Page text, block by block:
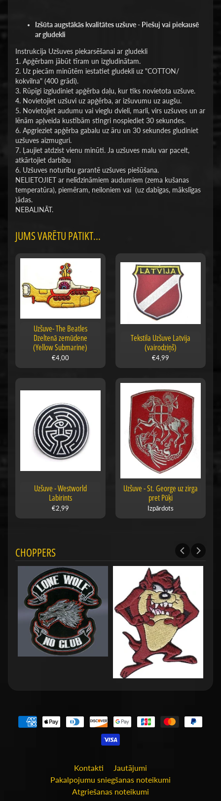
Izšūta augstākās kvalitātes uzšuve - Piešuj vai piekausē
ar gludekli
Instrukcija Uzšuves piekarsēšanai ar gludekli
1. Apģērbam jābūt tīram un izgludinātam.
2. Uz piecām minūtēm iestatiet gludekli uz "COTTON/
kokvilna" (400 grādi).
3. Rūpīgi izgludiniet apģērba daļu, kur tiks novietota uzšuve.
4. Novietojiet uzšuvi uz apģērba, ar izšuvumu uz augšu.
5. Novietojiet audumu vai vieglu dvieli, marli, virs uzšuves un ar
lēnām apļveida kustībām stingri nospiediet 30 sekundes.
6. Apgrieziet apģērba gabalu uz āru un 30 sekundes gludiniet
uzšuves aizmuguri.
7. Ļaujiet atdzist vienu minūti. Ja uzšuves malu var pacelt,
atkārtojiet darbību
6. Uzšuves noturību garantē uzšuves piešūšana.
NELIETOJIET ar nelīdzināmiem audumiem (zema kušanas
temperatūra), piemēram, neiloniem vai (uz dabīgas, mākslīgas
)ādas.
NEBALINĀT.
JUMS VARĒTU PATIKT...
Uzšuve- The Beatles
Dzeltenā zemūdene
(Yellow Submarine)
€4,00
Tekstila Uzšuve Latvija
(vairodziņš)
€4,99
Uzšuve - Westworld
Labirints
€2,99
Uzšuve - St. George uz zirga
pret Pūķi
Izpārdots
CHOPPERS
Kontakti
Jautājumi
Pakalpojumu sniegšanas noteikumi
Atgriešanas noteikumi